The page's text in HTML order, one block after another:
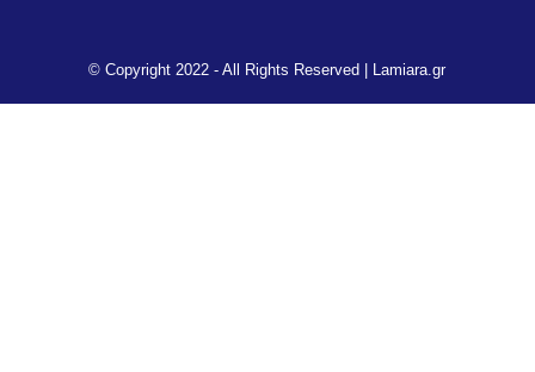
© Copyright 2022 - All Rights Reserved | Lamiara.gr